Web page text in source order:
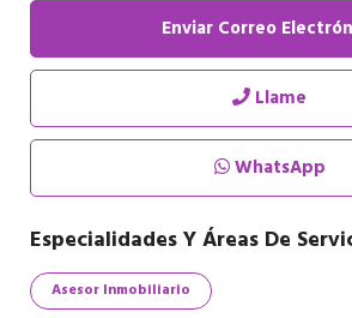
Enviar Correo
Llame
WhatsApp
Especialidades Y Áreas De
Asesor Inmobiliario